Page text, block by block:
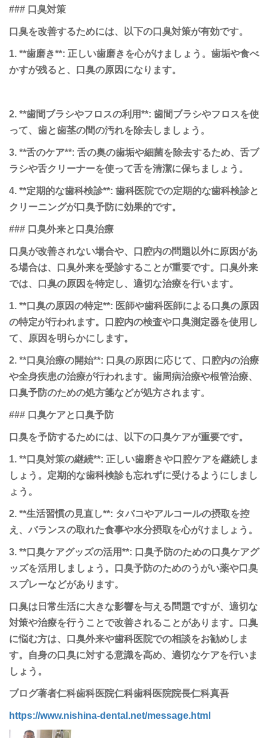
### 口臭対策
口臭を改善するためには、以下の口臭対策が有効です。
1. **歯磨き**: 正しい歯磨きを心がけましょう。歯垢や食べ
かすが残ると、口臭の原因になります。
2. **歯間ブラシやフロスの利用**: 歯間ブラシやフロスを使
って、歯と歯茎の間の汚れを除去しましょう。
3. **舌のケア**: 舌の奥の歯垢や細菌を除去するため、舌ブ
ラシや舌クリーナーを使って舌を清潔に保ちましょう。
4. **定期的な歯科検診**: 歯科医院での定期的な歯科検診と
クリーニングが口臭予防に効果的です。
### 口臭外来と口臭治療
口臭が改善されない場合や、口腔内の問題以外に原因があ
る場合は、口臭外来を受診することが重要です。口臭外来
では、口臭の原因を特定し、適切な治療を行います。
1. **口臭の原因の特定**: 医師や歯科医師による口臭の原因
の特定が行われます。口腔内の検査や口臭測定器を使用し
て、原因を明らかにします。
2. **口臭治療の開始**: 口臭の原因に応じて、口腔内の治療
や全身疾患の治療が行われます。歯周病治療や根管治療、
口臭予防のための処方箋などが処方されます。
### 口臭ケアと口臭予防
口臭を予防するためには、以下の口臭ケアが重要です。
1. **口臭対策の継続**: 正しい歯磨きや口腔ケアを継続しま
しょう。定期的な歯科検診も忘れずに受けるようにしまし
ょう。
2. **生活習慣の見直し**: タバコやアルコールの摂取を控
え、バランスの取れた食事や水分摂取を心がけましょう。
3. **口臭ケアグッズの活用**: 口臭予防のための口臭ケアグ
ッズを活用しましょう。口臭予防のためのうがい薬や口臭
スプレーなどがあります。
口臭は日常生活に大きな影響を与える問題ですが、適切な
対策や治療を行うことで改善されることがあります。口臭
に悩む方は、口臭外来や歯科医院での相談をお勧めしま
す。自身の口臭に対する意識を高め、適切なケアを行いま
しょう。
ブログ著者仁科歯科医院仁科歯科医院院長仁科真吾
https://www.nishina-dental.net/message.html